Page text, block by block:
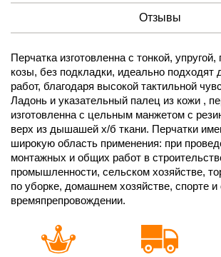
Отзывы
Перчатка изготовленна с тонкой, упругой,
козы, без подкладки, идеально подходят
работ, благодаря высокой тактильной
Ладонь и указательный палец из кожи ,
изготовленна с цельным манжетом с
верх из дышашей х/б ткани. Перчатки
широкую область применения: при
монтажныx и общих работ в
промышленности, сельском хозяйстве,
по уборке, домашнем хозяйстве, спорте
времяпрепровождении.